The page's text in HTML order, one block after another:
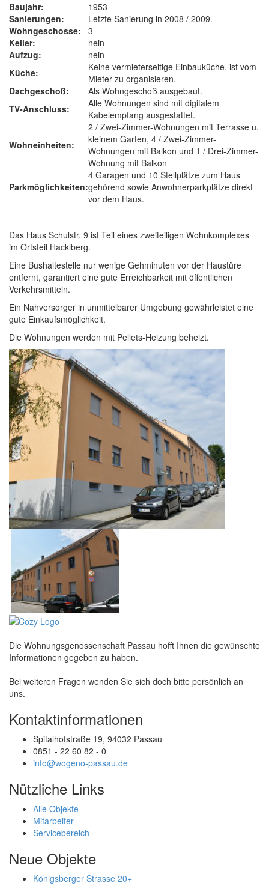
Baujahr:
1953
Sanierungen:
Letzte Sanierung in 2008 / 2009.
Wohngeschosse:
3
Keller:
nein
Aufzug:
nein
Küche:
Keine vermieterseitige Einbauküche, ist vom
Mieter zu organisieren.
Dachgeschoß:
Als Wohngeschoß ausgebaut.
TV-Anschluss:
Alle Wohnungen sind mit digitalem
Kabelempfang ausgestattet.
Wohneinheiten:
2 / Zwei-Zimmer-Wohnungen mit Terrasse u.
kleinem Garten, 4 / Zwei-Zimmer-
Wohnungen mit Balkon und 1 / Drei-Zimmer-
Wohnung mit Balkon
Parkmöglichkeiten:
4 Garagen und 10 Stellplätze zum Haus
gehörend sowie Anwohnerparkplätze direkt
vor dem Haus.
Das Haus Schulstr. 9 ist Teil eines zweiteiligen Wohnkomplexes
im Ortsteil Hacklberg.
Eine Bushaltestelle nur wenige Gehminuten vor der Haustüre
entfernt, garantiert eine gute Erreichbarkeit mit öffentlichen
Verkehrsmitteln.
Ein Nahversorger in unmittelbarer Umgebung gewährleistet eine
gute Einkaufsmöglichkeit.
Die Wohnungen werden mit Pellets-Heizung beheizt.
Die Wohnungsgenossenschaft Passau hofft Ihnen die gewünschte
Informationen gegeben zu haben.
Bei weiteren Fragen wenden Sie sich doch bitte persönlich an
uns.
Kontaktinformationen
Spitalhofstraße 19, 94032 Passau
0851 - 22 60 82 - 0
info@wogeno-passau.de
Nützliche Links
Alle Objekte
Mitarbeiter
Servicebereich
Neue Objekte
Königsberger Strasse 20+